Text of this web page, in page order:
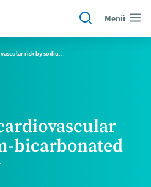
Menü
bicarbonated mineral water
bicarbonated